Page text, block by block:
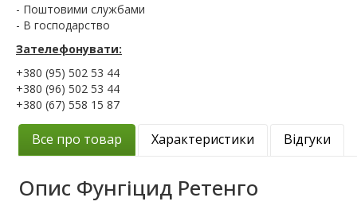
- Поштовими службами
- В господарство
Зателефонувати:
+380 (95) 502 53 44
+380 (96) 502 53 44
+380 (67) 558 15 87
Все про товар Характеристики Відгуки
Опис Фунгіцид Ретенго